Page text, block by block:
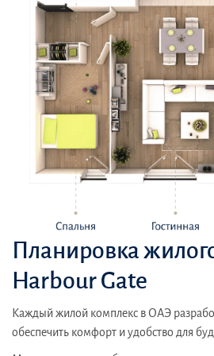
Супермаркеты;
Школы и детские сады
Emaar Harbour Gate – это
развитой инфраструктурой.Школы:
School, Dubai British School, Jumeirah
Инфраструктура: рестораны, кафе,
красоты
Планировка
Harbour Gate
Каждый жилой комплекс в ОАЭ
обеспечить комфорт и удобство для